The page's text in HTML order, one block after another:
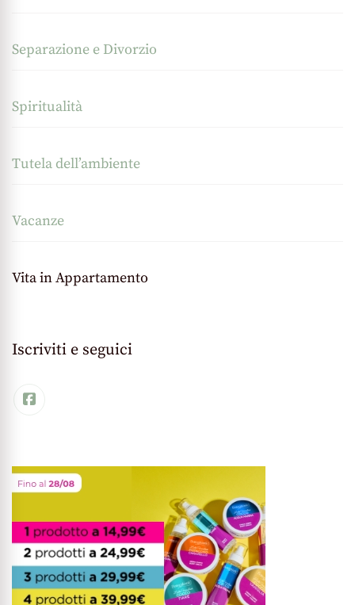
Separazione e Divorzio
Spiritualità
Tutela dell’ambiente
Vacanze
Vita in Appartamento
Iscriviti e seguici